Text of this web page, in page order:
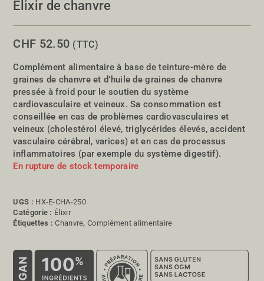
Élixir de chanvre
CHF 52.50 (TTC)
Complément alimentaire à base de teinture-mère de
graines de chanvre et d’huile de graines de chanvre
pressée à froid pour le soutien du système
cardiovasculaire et veineux. Sa consommation est
conseillée en cas de problèmes cardiovasculaires et
veineux (cholestérol élevé, triglycérides élevés, accident
vasculaire cérébral, varices) et en cas de processus
inflammatoires (par exemple du système digestif).
En rupture de stock temporaire
UGS : HX-E-CHA-250
Catégorie : Élixir
Étiquettes :Chanvre,Complément alimentaire